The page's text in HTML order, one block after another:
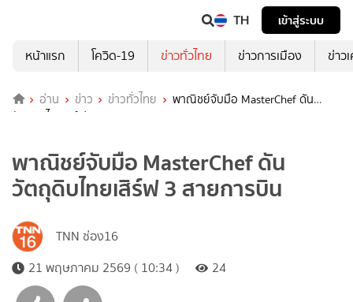
TH
เข้าสู่ระบบ
หน้าแรก
โควิด-19 ข่าวทั่วไทย ข่าวการเมือง ข่าว
อ่าน ข่าว ข่าวทั่วไทย
พาณิชย์จับมือ MasterChef ดัน
วัตถุดิบไทยเสิร์ฟ 3 สายการบิน
พาณิชย์จับมือ MasterChef ดัน
วัตถุดิบไทยเสิร์ฟ 3 สายการบิน
TNN ช่อง16
21 พฤษภาคม 2569 ( 10:34 )
24